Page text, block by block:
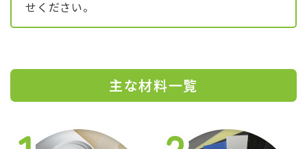
せください。
主な材料一覧